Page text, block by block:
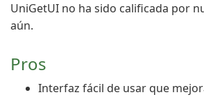
UniGetUI no ha sido calificada por
aún.
Pros
Interfaz fácil de usar que